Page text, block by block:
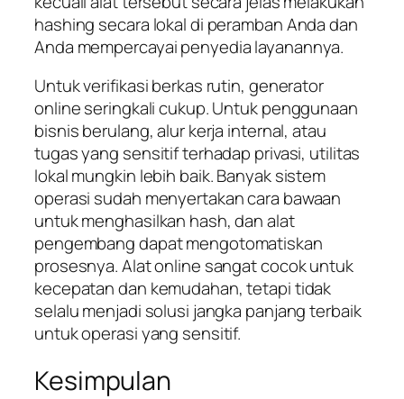
hashing secara lokal di peramban Anda dan
Anda mempercayai penyedia layanannya.
Untuk verifikasi berkas rutin, generator
online seringkali cukup. Untuk penggunaan
bisnis berulang, alur kerja internal, atau
tugas yang sensitif terhadap privasi, utilitas
lokal mungkin lebih baik. Banyak sistem
operasi sudah menyertakan cara bawaan
untuk menghasilkan hash, dan alat
pengembang dapat mengotomatiskan
prosesnya. Alat online sangat cocok untuk
kecepatan dan kemudahan, tetapi tidak
selalu menjadi solusi jangka panjang terbaik
untuk operasi yang sensitif.
Kesimpulan